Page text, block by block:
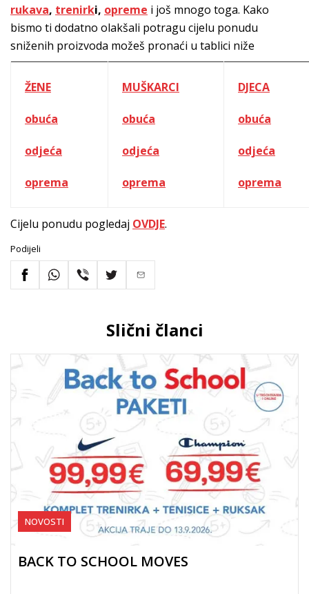
rukava, trenirki, opreme i još mnogo toga. Kako
bismo ti dodatno olakšali potragu cijelu ponudu
sniženih proizvoda možeš pronaći u tablici niže
ŽENE
obuća
odjeća
oprema
MUŠKARCI
obuća
odjeća
oprema
DJECA
obuća
odjeća
oprema
Cijelu ponudu pogledaj OVDJE.
Podijeli
Slični članci
NOVOSTI
BACK TO SCHOOL MOVES